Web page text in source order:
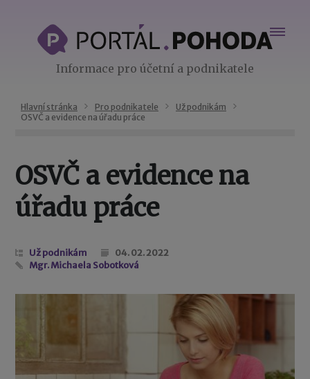
Informace pro účetní a podnikatele
Hlavní stránka Pro podnikatele
Už podnikám
OSVČ a evidence na úřadu práce
OSVČ a evidence na
úřadu práce
Už podnikám
04. 02. 2022
Mgr. Michaela Sobotková